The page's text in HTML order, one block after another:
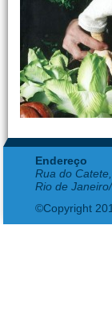
Endereço
Rua do
Rio de
©Copyright